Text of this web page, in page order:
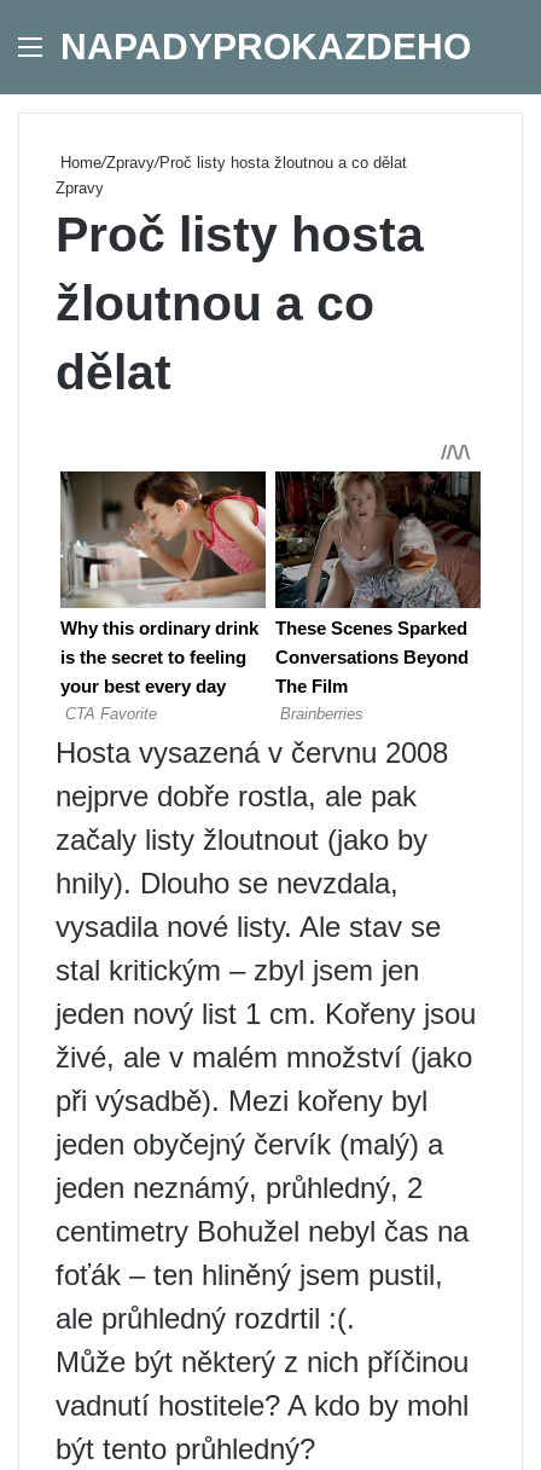
Menu
NAPADYPROKAZDEHO
Home/Zpravy/Proč listy hosta žloutnou a co dělat
Zpravy
Proč listy hosta
žloutnou a co
dělat
Hosta vysazená v červnu 2008
nejprve dobře rostla, ale pak
začaly listy žloutnout (jako by
hnily). Dlouho se nevzdala,
vysadila nové listy. Ale stav se
stal kritickým – zbyl jsem jen
jeden nový list 1 cm. Kořeny jsou
živé, ale v malém množství (jako
při výsadbě). Mezi kořeny byl
jeden obyčejný červík (malý) a
jeden neznámý, průhledný, 2
centimetry Bohužel nebyl čas na
foťák – ten hliněný jsem pustil,
ale průhledný rozdrtil :(.
Může být některý z nich příčinou
vadnutí hostitele? A kdo by mohl
být tento průhledný?